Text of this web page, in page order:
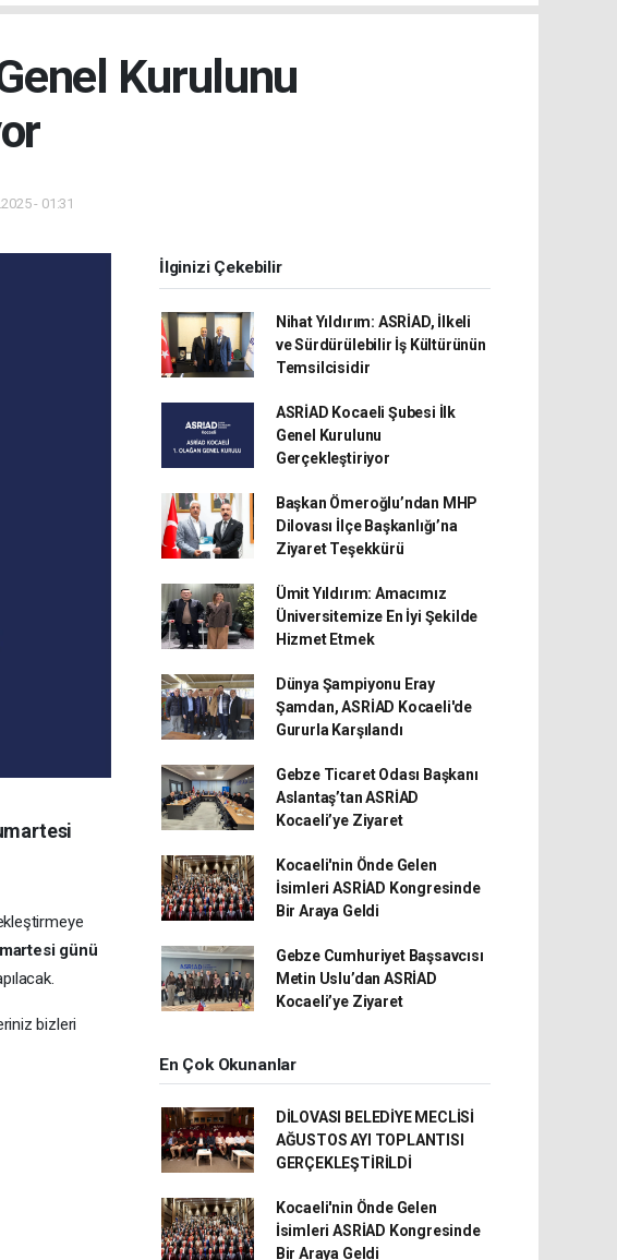
Kurulunu
- 01:31
günü
bizleri
İlginizi Çekebilir
Nihat Yıldırım: ASRİAD, İlkeli
ve Sürdürülebilir İş Kültürünün
Temsilcisidir
ASRİAD Kocaeli Şubesi İlk
Genel Kurulunu
Gerçekleştiriyor
Başkan Ömeroğlu’ndan MHP
Dilovası İlçe Başkanlığı’na
Ziyaret Teşekkürü
Ümit Yıldırım: Amacımız
Üniversitemize En İyi Şekilde
Hizmet Etmek
Dünya Şampiyonu Eray
Şamdan, ASRİAD Kocaeli'de
Gururla Karşılandı
Gebze Ticaret Odası Başkanı
Aslantaş’tan ASRİAD
Kocaeli’ye Ziyaret
Kocaeli'nin Önde Gelen
İsimleri ASRİAD Kongresinde
Bir Araya Geldi
Gebze Cumhuriyet Başsavcısı
Metin Uslu’dan ASRİAD
Kocaeli’ye Ziyaret
En Çok Okunanlar
DİLOVASI BELEDİYE MECLİSİ
AĞUSTOS AYI TOPLANTISI
GERÇEKLEŞTİRİLDİ
Kocaeli'nin Önde Gelen
İsimleri ASRİAD Kongresinde
Bir Araya Geldi